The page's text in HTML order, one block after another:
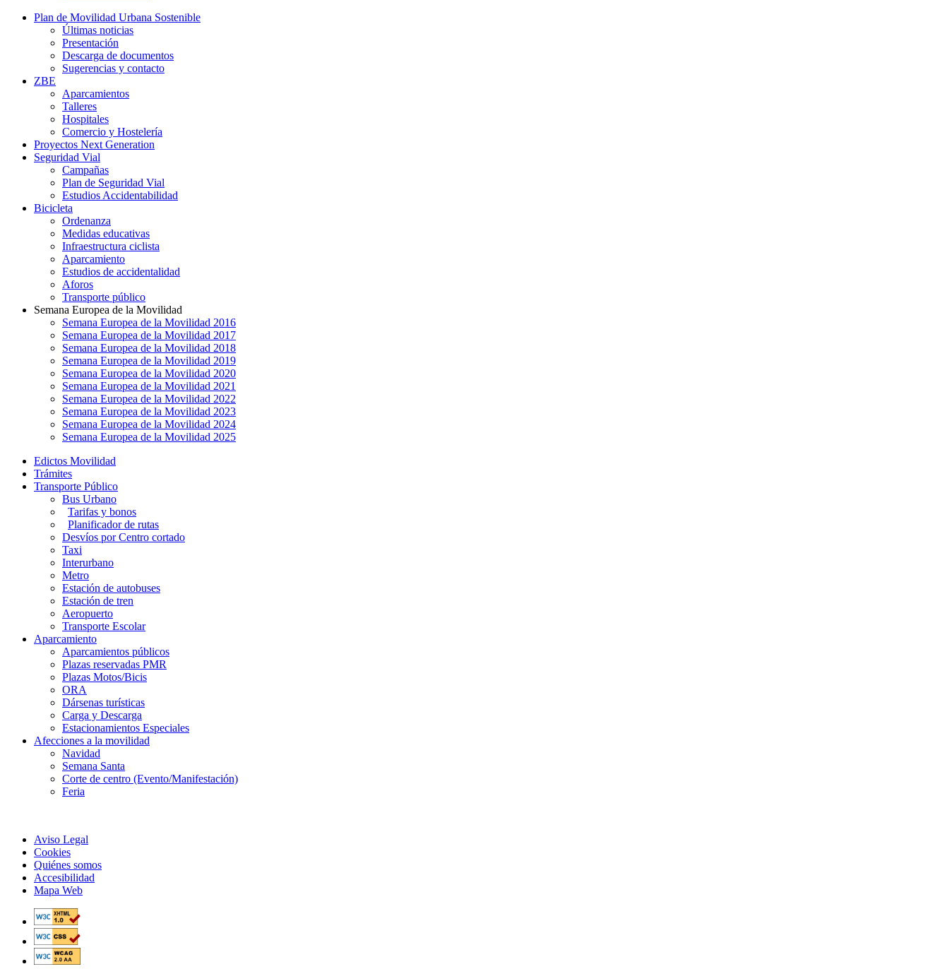
Plan de Movilidad Urbana Sostenible
Últimas noticias
Presentación
Descarga de documentos
Sugerencias y contacto
ZBE
Aparcamientos
Talleres
Hospitales
Comercio y Hostelería
Proyectos Next Generation
Seguridad Vial
Campañas
Plan de Seguridad Vial
Estudios Accidentabilidad
Bicicleta
Ordenanza
Medidas educativas
Infraestructura ciclista
Aparcamiento
Estudios de accidentalidad
Aforos
Transporte público
Semana Europea de la Movilidad
Semana Europea de la Movilidad 2016
Semana Europea de la Movilidad 2017
Semana Europea de la Movilidad 2018
Semana Europea de la Movilidad 2019
Semana Europea de la Movilidad 2020
Semana Europea de la Movilidad 2021
Semana Europea de la Movilidad 2022
Semana Europea de la Movilidad 2023
Semana Europea de la Movilidad 2024
Semana Europea de la Movilidad 2025
Edictos Movilidad
Trámites
Transporte Público
Bus Urbano
Tarifas y bonos
Planificador de rutas
Desvíos por Centro cortado
Taxi
Interurbano
Metro
Estación de autobuses
Estación de tren
Aeropuerto
Transporte Escolar
Aparcamiento
Aparcamientos públicos
Plazas reservadas PMR
Plazas Motos/Bicis
ORA
Dársenas turísticas
Carga y Descarga
Estacionamientos Especiales
Afecciones a la movilidad
Navidad
Semana Santa
Corte de centro (Evento/Manifestación)
Feria
Aviso Legal
Cookies
Quiénes somos
Accesibilidad
Mapa Web